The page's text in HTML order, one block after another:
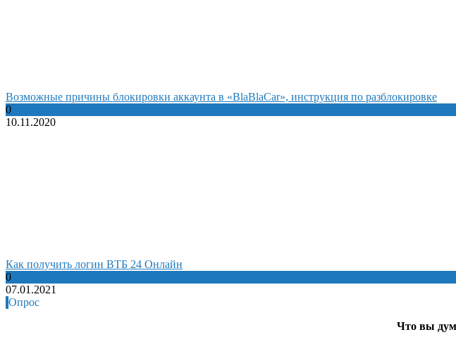
Возможные причины блокировки аккаунта в «BlaBlaCar», инструкция по разблокировке
0
10.11.2020
Как получить логин ВТБ 24 Онлайн
0
07.01.2021
Опрос
Что вы